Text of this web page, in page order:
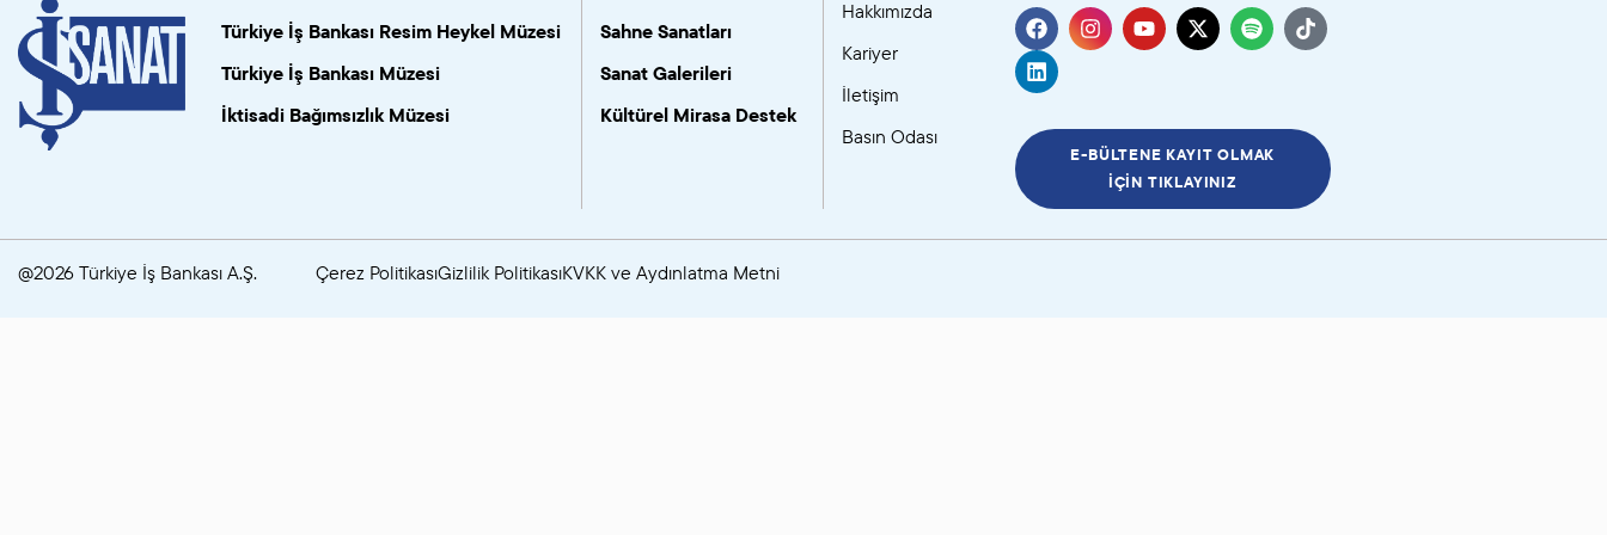
SANAT GALERILERI
KÜLTÜREL MIRASA
Türkiye İş Bankası Resim Heykel Müzesi
Türkiye İş Bankası Müzesi
İktisadi Bağımsızlık Müzesi
Sahne Sanatları
Sanat Galerileri
Kültürel Mirasa Destek
Hakkımızda
Kariyer
İletişim
Basın Odası
E-BÜLTENE KAYIT OLMAK
İÇIN TIKLAYINIZ
@2026 Türkiye İş Bankası A.Ş. Çerez PolitikasıGizlilik PolitikasıKVKK ve Aydınlatma Metni